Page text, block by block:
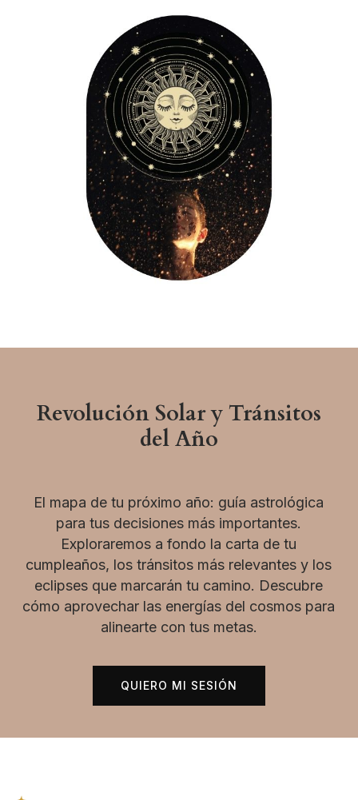
Revolución Solar y Tránsitos
del Año
El mapa de tu próximo año: guía astrológica
para tus decisiones más importantes.
Exploraremos a fondo la carta de tu
cumpleaños, los tránsitos más relevantes y los
eclipses que marcarán tu camino. Descubre
cómo aprovechar las energías del cosmos para
alinearte con tus metas.
QUIERO MI SESIÓN